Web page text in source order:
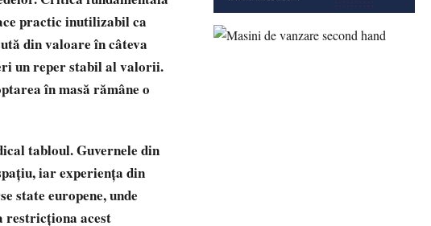
practic inutilizabil ca
din valoare în câteva
un reper stabil al valorii.
în masă rămâne o
tabloul. Guvernele din
iar experiența din
state europene, unde
restricționa acest